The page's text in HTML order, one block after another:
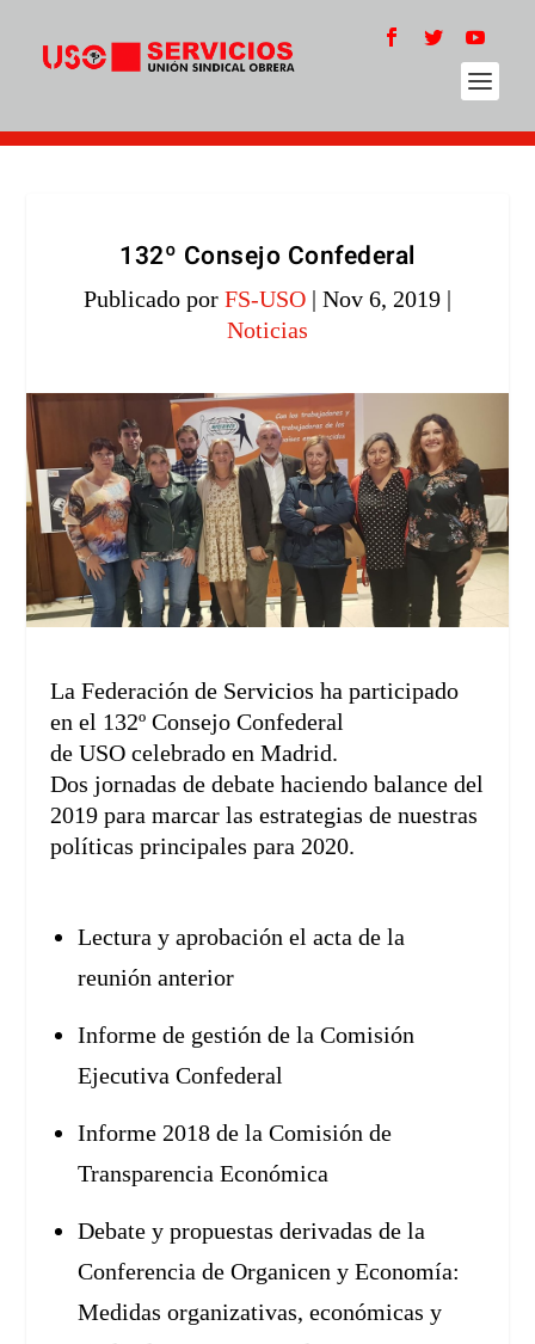
132º Consejo Confederal
Publicado por FS-USO | Nov 6, 2019 |
Noticias
La Federación de Servicios ha participado
en el 132º Consejo Confederal
deUSO celebrado enMadrid.
Dos jornadas de debate haciendo balance del
2019 para marcar las estrategias de nuestras
políticas principales para 2020.
Lectura y aprobación el acta de la
reunión anterior
Informe de gestión de la Comisión
Ejecutiva Confederal
Informe 2018 de la Comisión de
Transparencia Económica
Debate y propuestas derivadas de la
Conferencia de Organicen y Economía:
Medidas organizativas, económicas y